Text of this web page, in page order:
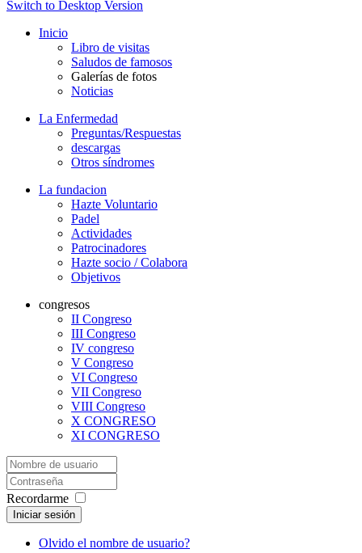
Switch to Desktop Version
Inicio
Libro de visitas
Saludos de famosos
Galerías de fotos
Noticias
La Enfermedad
Preguntas/Respuestas
descargas
Otros síndromes
La fundacion
Hazte Voluntario
Padel
Actividades
Patrocinadores
Hazte socio / Colabora
Objetivos
congresos
II Congreso
III Congreso
IV congreso
V Congreso
VI Congreso
VII Congreso
VIII Congreso
X CONGRESO
XI CONGRESO
Recordarme
Iniciar sesión
Olvido el nombre de usuario?